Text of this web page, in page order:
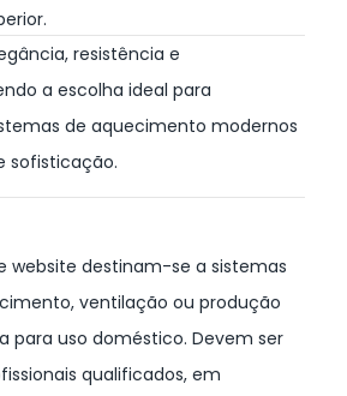
resistência e
a escolha ideal para
de aquecimento modernos
sofisticação.
website destinam-se a sistemas
ventilação ou produção
para uso doméstico. Devem ser
qualificados, em